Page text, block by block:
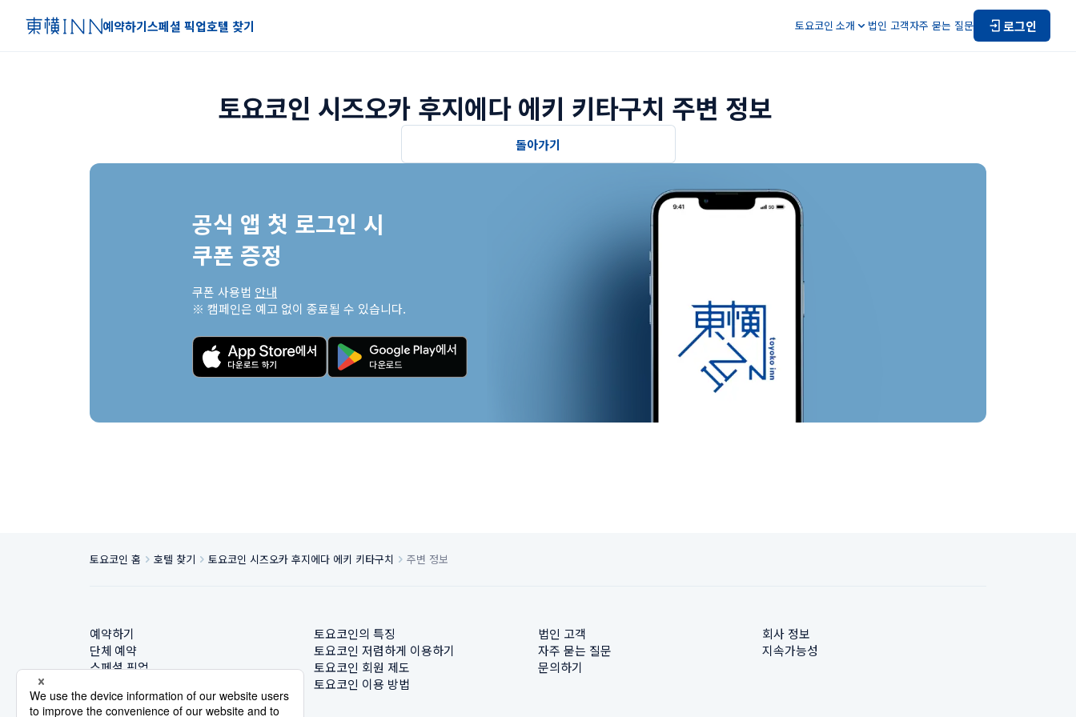
예약하기스페셜 픽업호텔 찾기 토요코인 소개 법인 고객자주 묻는 질문 로그인
토요코인 시즈오카 후지에다 에키 키타구치 주변 정보
돌아가기
공식 앱 첫 로그인 시
쿠폰 증정
쿠폰 사용법 안내
※ 캠페인은 예고 없이 종료될 수 있습니다.
토요코인 홈 호텔 찾기 토요코인 시즈오카 후지에다 에키 키타구치 주변 정보
예약하기
단체 예약
스페셜 픽업
토요코인의 특징
토요코인 저렴하게 이용하기
토요코인 회원 제도
토요코인 이용 방법
법인 고객
자주 묻는 질문
문의하기
회사 정보
지속가능성